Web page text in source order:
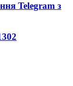
Telegram з